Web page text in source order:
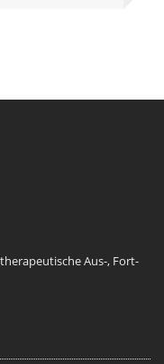
Aus-, Fort-